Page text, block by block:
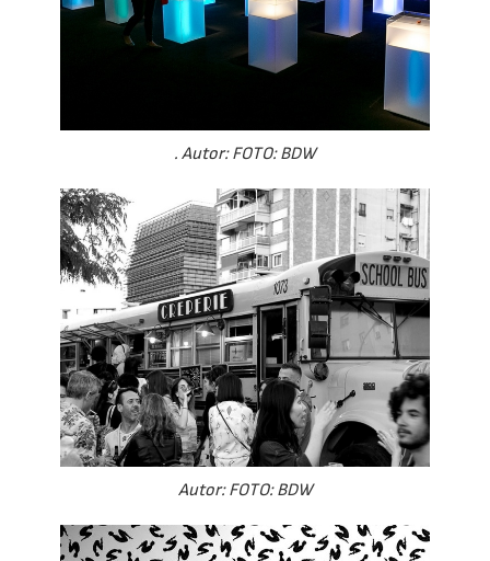
. Autor: FOTO: BDW
Autor: FOTO: BDW